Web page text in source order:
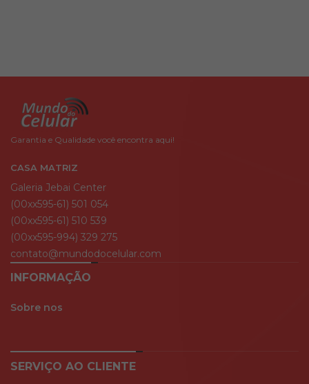
Garantia e Qualidade você encontra aqui!
CASA MATRIZ
Galeria Jebai Center
(00xx595-61) 501 054
(00xx595-61) 510 539
(00xx595-994) 329 275
contato@mundodocelular.com
INFORMAÇÃO
Sobre nos
SERVIÇO AO CLIENTE